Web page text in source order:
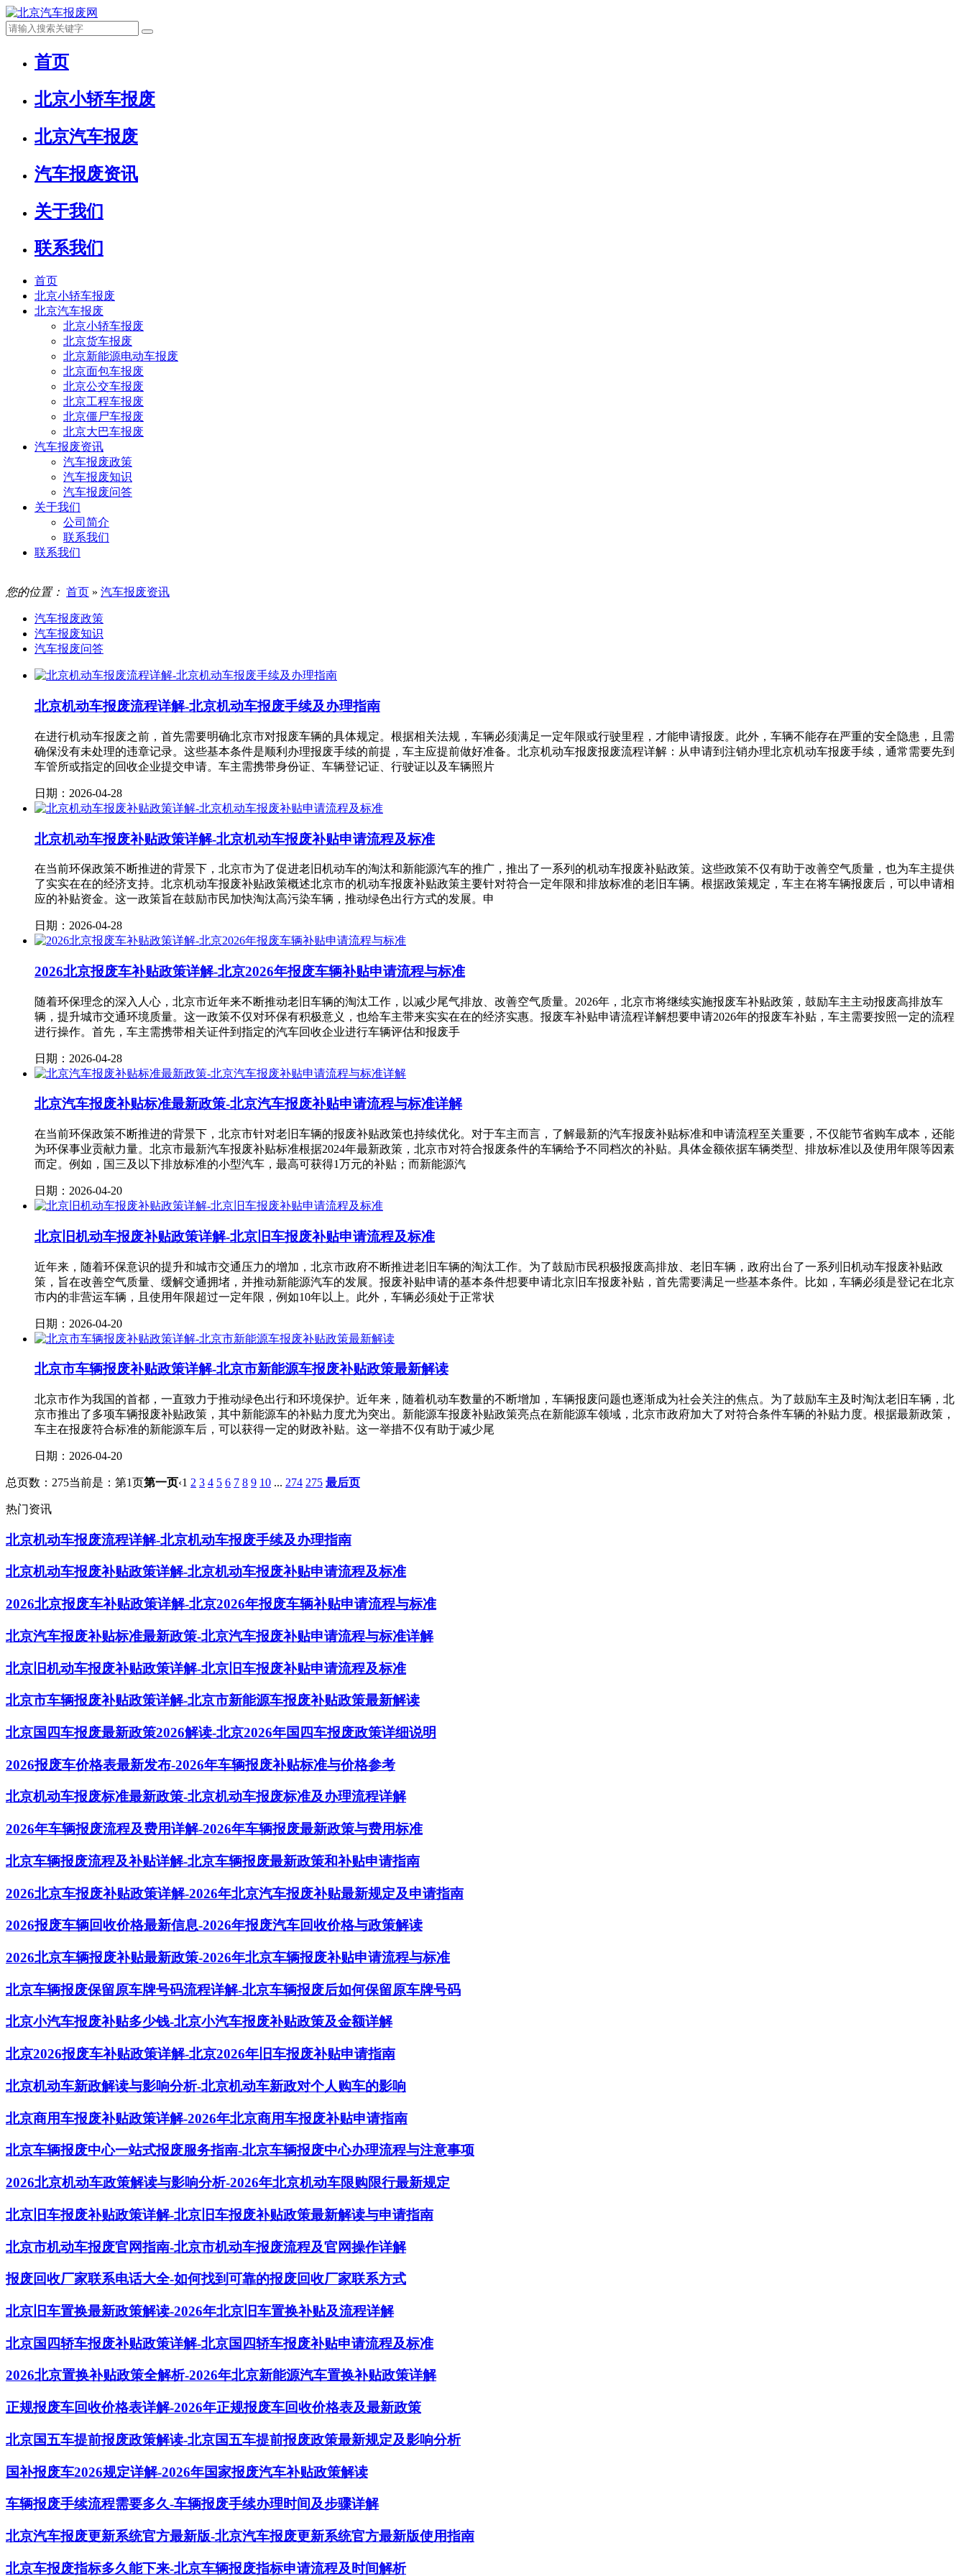
首页
北京小轿车报废
北京汽车报废
汽车报废资讯
关于我们
联系我们
首页
北京小轿车报废
北京汽车报废
北京小轿车报废
北京货车报废
北京新能源电动车报废
北京面包车报废
北京公交车报废
北京工程车报废
北京僵尸车报废
北京大巴车报废
汽车报废资讯
汽车报废政策
汽车报废知识
汽车报废问答
关于我们
公司简介
联系我们
联系我们
您的位置： 首页 » 汽车报废资讯
汽车报废政策
汽车报废知识
汽车报废问答
北京机动车报废流程详解-北京机动车报废手续及办理指南
在进行机动车报废之前，首先需要明确北京市对报废车辆的具体规定。根据相关法规，车辆必须满足一定年限或行驶里程，才能申请报废。此外，车辆不能存在严重的安全隐患，且需
确保没有未处理的违章记录。这些基本条件是顺利办理报废手续的前提，车主应提前做好准备。北京机动车报废报废流程详解：从申请到注销办理北京机动车报废手续，通常需要先到
车管所或指定的回收企业提交申请。车主需携带身份证、车辆登记证、行驶证以及车辆照片
日期：2026-04-28
北京机动车报废补贴政策详解-北京机动车报废补贴申请流程及标准
在当前环保政策不断推进的背景下，北京市为了促进老旧机动车的淘汰和新能源汽车的推广，推出了一系列的机动车报废补贴政策。这些政策不仅有助于改善空气质量，也为车主提供
了实实在在的经济支持。北京机动车报废补贴政策概述北京市的机动车报废补贴政策主要针对符合一定年限和排放标准的老旧车辆。根据政策规定，车主在将车辆报废后，可以申请相
应的补贴资金。这一政策旨在鼓励市民加快淘汰高污染车辆，推动绿色出行方式的发展。申
日期：2026-04-28
2026北京报废车补贴政策详解-北京2026年报废车辆补贴申请流程与标准
随着环保理念的深入人心，北京市近年来不断推动老旧车辆的淘汰工作，以减少尾气排放、改善空气质量。2026年，北京市将继续实施报废车补贴政策，鼓励车主主动报废高排放车
辆，提升城市交通环境质量。这一政策不仅对环保有积极意义，也给车主带来实实在在的经济实惠。报废车补贴申请流程详解想要申请2026年的报废车补贴，车主需要按照一定的流程
进行操作。首先，车主需携带相关证件到指定的汽车回收企业进行车辆评估和报废手
日期：2026-04-28
北京汽车报废补贴标准最新政策-北京汽车报废补贴申请流程与标准详解
在当前环保政策不断推进的背景下，北京市针对老旧车辆的报废补贴政策也持续优化。对于车主而言，了解最新的汽车报废补贴标准和申请流程至关重要，不仅能节省购车成本，还能
为环保事业贡献力量。北京市最新汽车报废补贴标准根据2024年最新政策，北京市对符合报废条件的车辆给予不同档次的补贴。具体金额依据车辆类型、排放标准以及使用年限等因素
而定。例如，国三及以下排放标准的小型汽车，最高可获得1万元的补贴；而新能源汽
日期：2026-04-20
北京旧机动车报废补贴政策详解-北京旧车报废补贴申请流程及标准
近年来，随着环保意识的提升和城市交通压力的增加，北京市政府不断推进老旧车辆的淘汰工作。为了鼓励市民积极报废高排放、老旧车辆，政府出台了一系列旧机动车报废补贴政
策，旨在改善空气质量、缓解交通拥堵，并推动新能源汽车的发展。报废补贴申请的基本条件想要申请北京旧车报废补贴，首先需要满足一些基本条件。比如，车辆必须是登记在北京
市内的非营运车辆，且使用年限超过一定年限，例如10年以上。此外，车辆必须处于正常状
日期：2026-04-20
北京市车辆报废补贴政策详解-北京市新能源车报废补贴政策最新解读
北京市作为我国的首都，一直致力于推动绿色出行和环境保护。近年来，随着机动车数量的不断增加，车辆报废问题也逐渐成为社会关注的焦点。为了鼓励车主及时淘汰老旧车辆，北
京市推出了多项车辆报废补贴政策，其中新能源车的补贴力度尤为突出。新能源车报废补贴政策亮点在新能源车领域，北京市政府加大了对符合条件车辆的补贴力度。根据最新政策，
车主在报废符合标准的新能源车后，可以获得一定的财政补贴。这一举措不仅有助于减少尾
日期：2026-04-20
总页数：275当前是：第1页第一页‹1 2 3 4 5 6 7 8 9 10 ... 274 275 最后页
热门资讯
北京机动车报废流程详解-北京机动车报废手续及办理指南
北京机动车报废补贴政策详解-北京机动车报废补贴申请流程及标准
2026北京报废车补贴政策详解-北京2026年报废车辆补贴申请流程与标准
北京汽车报废补贴标准最新政策-北京汽车报废补贴申请流程与标准详解
北京旧机动车报废补贴政策详解-北京旧车报废补贴申请流程及标准
北京市车辆报废补贴政策详解-北京市新能源车报废补贴政策最新解读
北京国四车报废最新政策2026解读-北京2026年国四车报废政策详细说明
2026报废车价格表最新发布-2026年车辆报废补贴标准与价格参考
北京机动车报废标准最新政策-北京机动车报废标准及办理流程详解
2026年车辆报废流程及费用详解-2026年车辆报废最新政策与费用标准
北京车辆报废流程及补贴详解-北京车辆报废最新政策和补贴申请指南
2026北京车报废补贴政策详解-2026年北京汽车报废补贴最新规定及申请指南
2026报废车辆回收价格最新信息-2026年报废汽车回收价格与政策解读
2026北京车辆报废补贴最新政策-2026年北京车辆报废补贴申请流程与标准
北京车辆报废保留原车牌号码流程详解-北京车辆报废后如何保留原车牌号码
北京小汽车报废补贴多少钱-北京小汽车报废补贴政策及金额详解
北京2026报废车补贴政策详解-北京2026年旧车报废补贴申请指南
北京机动车新政解读与影响分析-北京机动车新政对个人购车的影响
北京商用车报废补贴政策详解-2026年北京商用车报废补贴申请指南
北京车辆报废中心一站式报废服务指南-北京车辆报废中心办理流程与注意事项
2026北京机动车政策解读与影响分析-2026年北京机动车限购限行最新规定
北京旧车报废补贴政策详解-北京旧车报废补贴政策最新解读与申请指南
北京市机动车报废官网指南-北京市机动车报废流程及官网操作详解
报废回收厂家联系电话大全-如何找到可靠的报废回收厂家联系方式
北京旧车置换最新政策解读-2026年北京旧车置换补贴及流程详解
北京国四轿车报废补贴政策详解-北京国四轿车报废补贴申请流程及标准
2026北京置换补贴政策全解析-2026年北京新能源汽车置换补贴政策详解
正规报废车回收价格表详解-2026年正规报废车回收价格表及最新政策
北京国五车提前报废政策解读-北京国五车提前报废政策最新规定及影响分析
国补报废车2026规定详解-2026年国家报废汽车补贴政策解读
车辆报废手续流程需要多久-车辆报废手续办理时间及步骤详解
北京汽车报废更新系统官方最新版-北京汽车报废更新系统官方最新版使用指南
北京车报废指标多久能下来-北京车辆报废指标申请流程及时间解析